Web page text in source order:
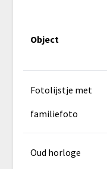
Object
Fotolijstje met
familiefoto
Oud horloge